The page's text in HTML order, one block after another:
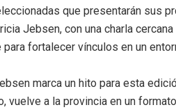
que presentarán sus
Jebsen, con una charla
fortalecer vínculos en un
marca un hito para esta
vuelve a la provincia en un